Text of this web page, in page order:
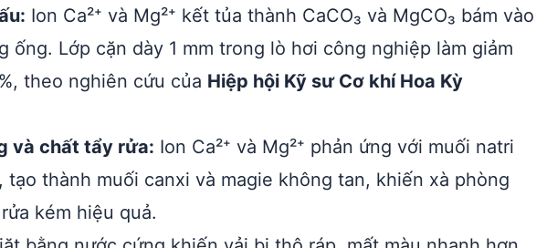
Ion Ca²⁺ và Mg²⁺ kết tủa thành CaCO₃ và MgCO₃ bám vào
ống. Lớp cặn dày 1 mm trong lò hơi công nghiệp làm giảm
theo nghiên cứu của Hiệp hội Kỹ sư Cơ khí Hoa Kỳ
và chất tẩy rửa: Ion Ca²⁺ và Mg²⁺ phản ứng với muối natri
thành muối canxi và magie không tan, khiến xà phòng
kém hiệu quả.